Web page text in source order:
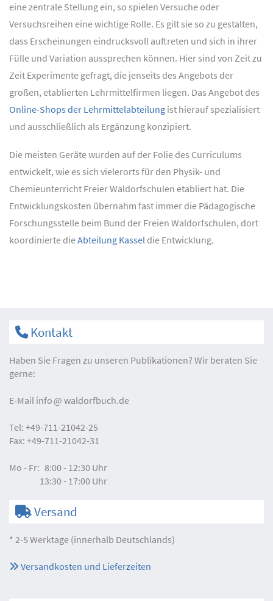
eine zentrale Stellung ein, so spielen Versuche oder
Versuchsreihen eine wichtige Rolle. Es gilt sie so zu gestalten,
dass Erscheinungen eindrucksvoll auftreten und sich in ihrer
Fülle und Variation aussprechen können. Hier sind von Zeit zu
Zeit Experimente gefragt, die jenseits des Angebots der
großen, etablierten Lehrmittelfirmen liegen. Das Angebot des
Online-Shops der Lehrmittelabteilung ist hierauf spezialisiert
und ausschließlich als Ergänzung konzipiert.
Die meisten Geräte wurden auf der Folie des Curriculums
entwickelt, wie es sich vielerorts für den Physik- und
Chemieunterricht Freier Waldorfschulen etabliert hat. Die
Entwicklungskosten übernahm fast immer die Pädagogische
Forschungsstelle beim Bund der Freien Waldorfschulen, dort
koordinierte dieAbteilung Kassel die Entwicklung.
Kontakt
Haben Sie Fragen zu unseren Publikationen? Wir beraten Sie
gerne:
E-Mail info waldorfbuch.de
Tel: +49-711-21042-25
Fax: +49-711-21042-31
Mo - Fr: 8:00 - 12:30 Uhr
13:30 - 17:00 Uhr
Versand
* 2-5 Werktage (innerhalb Deutschlands)
Versandkosten und Lieferzeiten